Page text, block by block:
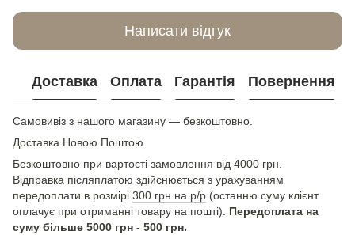
Написати відгук
Доставка Оплата Гарантія Повернення
Самовивіз з нашого магазину — безкоштовно.
Доставка Новою Поштою
Безкоштовно при вартості замовлення від 4000 грн.
Відправка післяплатою здійснюється з урахуванням
передоплати в розмірі 300 грн на р/р (останню суму клієнт
оплачує при отриманні товару на пошті). Передоплата на
суму більше 5000 грн - 500 грн.